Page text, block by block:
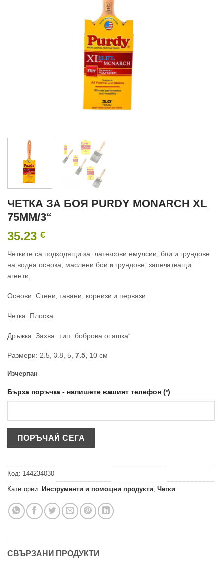
ЧЕТКА ЗА БОЯ PURDY MONARCH XL
75MM/3“
35.23 €
Четките са подходящи за: латексови емулсии, бои и грундове
на водна основа, маслени бои и грундове, запечатващи
агенти,
Основи: Стени, тавани, корнизи и первази.
Четка: Плоска
Дръжка: Захват тип „боброва опашка“
Размери: 2.5, 3.8, 5, 7.5, 10 см
Изчерпан
Бърза поръчка - напишете вашият телефон (*)
Код: 144234030
Категории: Инструменти и помощни продукти, Четки
СВЪРЗАНИ ПРОДУКТИ